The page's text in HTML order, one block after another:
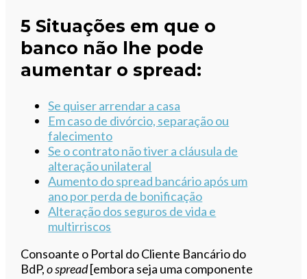
5 Situações em que o
banco não lhe pode
aumentar o spread:
Se quiser arrendar a casa
Em caso de divórcio, separação ou
falecimento
Se o contrato não tiver a cláusula de
alteração unilateral
Aumento do spread bancário após um
ano por perda de bonificação
Alteração dos seguros de vida e
multirriscos
Consoante o Portal do Cliente Bancário do
BdP,o spread[embora seja uma componente